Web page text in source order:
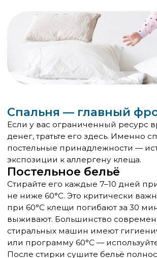
Подушки и одеяла
Это самая недооценённая точка. Синтетические
наполнители (холлофайбер, полиэфирное
волокно) переносят стирку при 60°C — такие
подушки и одеяла стирайте раз в 2–3 месяца. Пух,
перо, шерсть, натуральный латекс — плохой
выбор для аллергика: они либо не выдерживают
высоких температур, либо создают идеальную
среду для клещей.
лет. Одеяла — 3–4 года, при регулярной стирке.
Чехлы с барьерным эффектом
(энклокейзинг)
Это один из самых эффективных инструментов
контроля аллергена — и один из самых
недооценённых. Специальные чехлы на матрас,
подушки и одеяла с плотностью ткани, не
пропускающей частицы размером менее 6
аллергена.
Важно понимать: чехол не убивает клещей внутри
матраса. Он просто создаёт непроницаемый
барьер между ними и человеком. В сочетании со
стиркой самого чехла раз в 2–4 недели — это
снижает экспозицию к аллергену в разы.
Качественный чехол на матрас — инвестиция на